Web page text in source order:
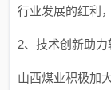
行业发展的红利
2、技术创新助力
山西煤业积极加